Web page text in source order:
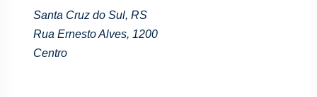
Santa Cruz do Sul, RS
Rua Ernesto Alves, 1200
Centro